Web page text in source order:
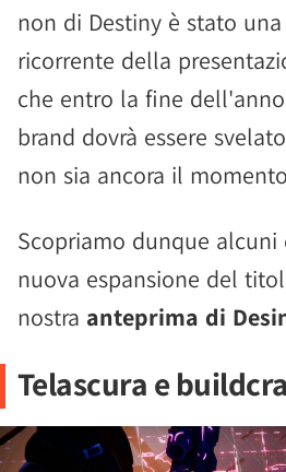
non di Destiny è stato
ricorrente della
che entro la fine
brand dovrà essere
non sia ancora il
Scopriamo dunque
nuova espansione del
nostra anteprima di
Telascura e